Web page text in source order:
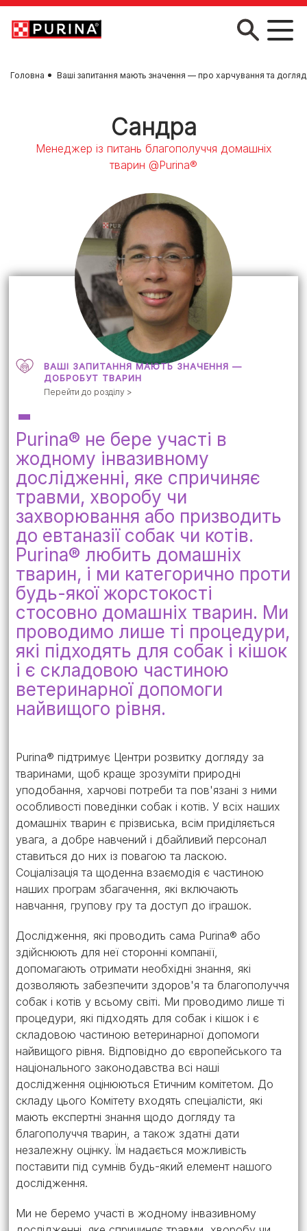
Skip to main content
Головна Ваші запитання мають значення — про харчування та
Сандра
Менеджер із питань благополуччя домашніх
тварин @Purina®
ВАШІ ЗАПИТАННЯ МАЮТЬ ЗНАЧЕННЯ —
ДОБРОБУТ ТВАРИН
Перейти до розділу >
Purina® не бере участі в
жодному інвазивному
дослідженні, яке спричиняє
травми, хворобу чи
захворювання або призводить
до евтаназії собак чи котів.
Purina® любить домашніх
тварин, і ми категорично проти
будь-якої жорстокості
стосовно домашніх тварин. Ми
проводимо лише ті процедури,
які підходять для собак і кішок
і є складовою частиною
ветеринарної допомоги
найвищого рівня.
Purina® підтримує Центри розвитку догляду за
тваринами, щоб краще зрозуміти природні
уподобання, харчові потреби та пов'язані з ними
особливості поведінки собак і котів. У всіх наших
домашніх тварин є прізвиська, всім приділяється
увага, а добре навчений і дбайливий персонал
ставиться до них із повагою та ласкою.
Соціалізація та щоденна взаємодія є частиною
наших програм збагачення, які включають
навчання, групову гру та доступ до іграшок.
Дослідження, які проводить сама Purina® або
здійснюють для неї сторонні компанії,
допомагають отримати необхідні знання, які
дозволяють забезпечити здоров'я та благополуччя
собак і котів у всьому світі. Ми проводимо лише ті
процедури, які підходять для собак і кішок і є
складовою частиною ветеринарної допомоги
найвищого рівня. Відповідно до європейського та
національного законодавства всі наші
дослідження оцінюються Етичним комітетом. До
складу цього Комітету входять спеціалісти, які
мають експертні знання щодо догляду та
благополуччя тварин, а також здатні дати
незалежну оцінку. Їм надається можливість
поставити під сумнів будь-який елемент нашого
дослідження.
Ми не беремо участі в жодному інвазивному